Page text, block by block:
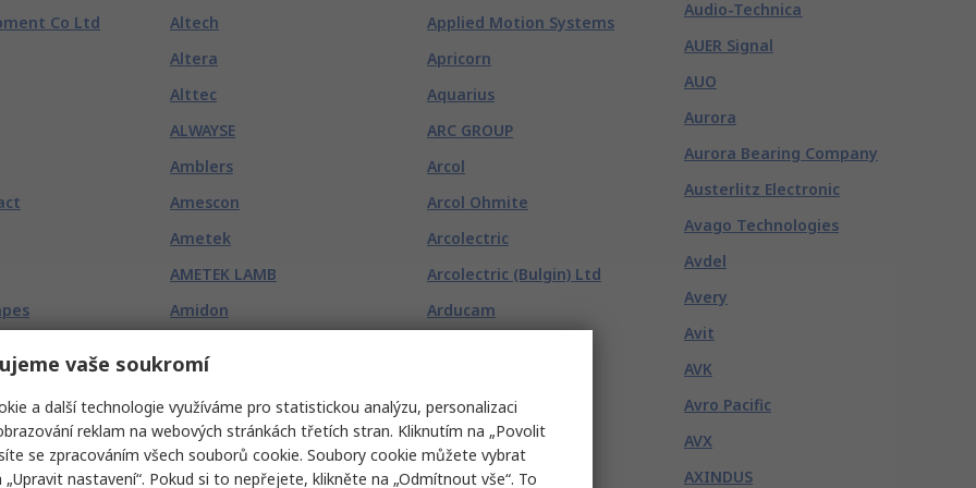
Co Ltd
Altech
Altera
Alttec
ALWAYSE
Amblers
Amescon
Ametek
AMETEK LAMB
Amidon
Amphenol Aerospace
Amphenol Air LB
Applied Motion Systems
Apricorn
Aquarius
ARC GROUP
Arcol
Arcol Ohmite
Arcolectric
Arcolectric (Bulgin) Ltd
Arducam
Aries Electronics
Arima
Audio-Technica
AUER Signal
AUO
Aurora
Aurora Bearing Company
Austerlitz Electronic
Avago Technologies
Avdel
Avery
Avit
AVK
Avro Pacific
AVX
AXINDUS
vaše soukromí
a další technologie využíváme pro statistickou analýzu, personalizaci
reklam na webových stránkách třetích stran. Kliknutím na „Povolit
se zpracováním všech souborů cookie. Soubory cookie můžete vybrat
nastavení“. Pokud si to nepřejete, klikněte na „Odmítnout vše“. To